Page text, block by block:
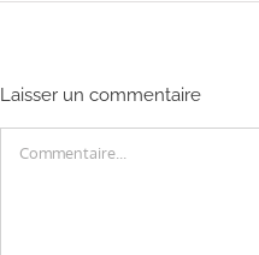
Laisser un commentaire